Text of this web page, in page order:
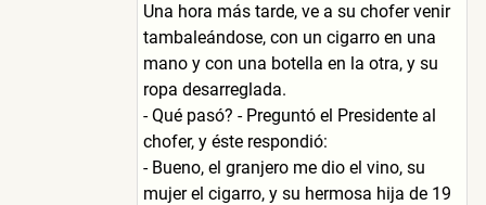
Una hora más tarde, ve a su chofer venir
tambaleándose, con un cigarro en una
mano y con una botella en la otra, y su
ropa desarreglada.
- Qué pasó? - Preguntó el Presidente al
chofer, y éste respondió:
- Bueno, el granjero me dio el vino, su
mujer el cigarro, y su hermosa hija de 19